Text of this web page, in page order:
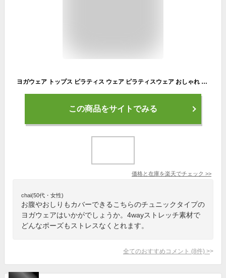
ヨガウェア トップス ピラティス ウェア ピラティスウェア おしゃれ かわいい ロング丈 ホットヨガ 半袖 ゆったり Tシャツ 長め フィットネス ウェア 丈長 チュニック 可愛い カワイイ お洒落 体型カバー
この商品をサイトでみる
価格と在庫を楽天でチェック >>
chai(50代・女性)
お腹やおしりもカバーできるこちらのチュニックタイプの
ヨガウェアはいかがでしょうか。4wayストレッチ素材で
どんなポーズもストレスなくとれます。
全てのおすすめコメント (8件) >